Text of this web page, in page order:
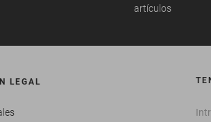
artículos
LEGAL